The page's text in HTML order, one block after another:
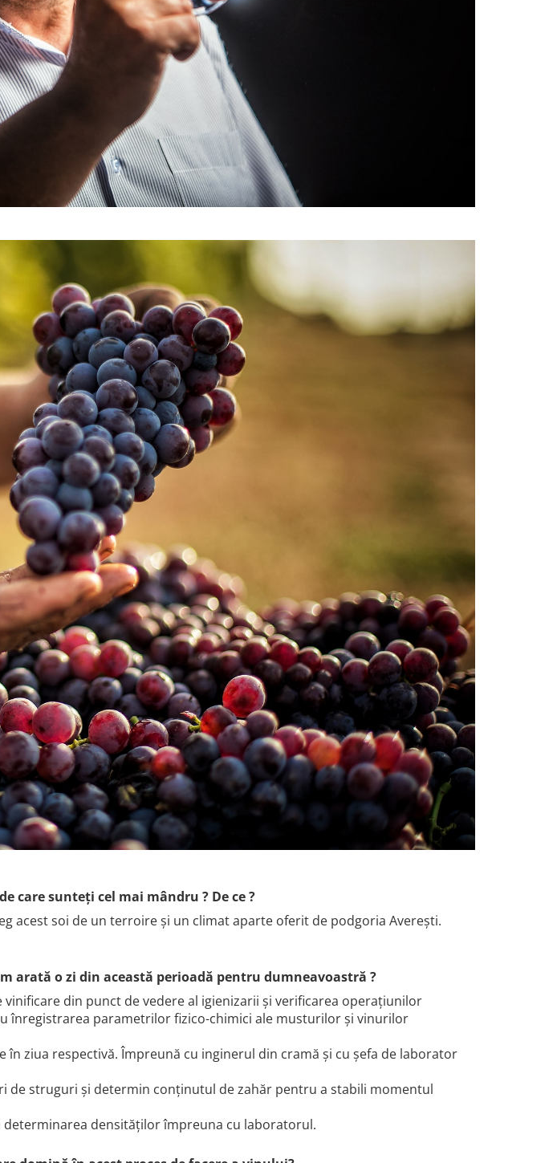
care sunteți cel mai mândru ? De ce ?
acest soi de un terroire și un climat aparte oferit de podgoria Averești.
arată o zi din această perioadă pentru dumneavoastră ?
din punct de vedere al igienizarii și verificarea operațiunilor
înregistrarea parametrilor fizico-chimici ale musturilor și vinurilor
ziua respectivă. Împreună cu inginerul din cramă și cu șefa de laborator
de struguri și determin conținutul de zahăr pentru a stabili momentul
densităților împreuna cu laboratorul.